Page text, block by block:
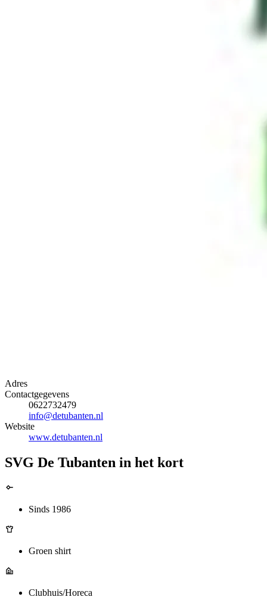
Adres
Contactgegevens
0622732479
info@detubanten.nl
Website
www.detubanten.nl
SVG De Tubanten in het kort
Sinds 1986
Groen shirt
Clubhuis/Horeca